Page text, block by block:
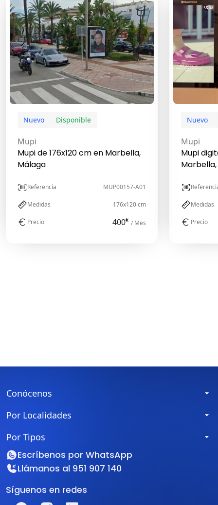
Nuevo Disponible
Mupi
Mupi de 176x120 cm en Marbella,
Málaga
Referencia MUP00157-A01
Medidas 176x120 cm
Precio 400€ / Mes
Nuevo
Mupi
Mupi
Medidas
Precio
Conócenos
Por Localidades
Por Tipos
Escríbenos por WhatsApp
Llámanos al 951 907 140
Síguenos en redes